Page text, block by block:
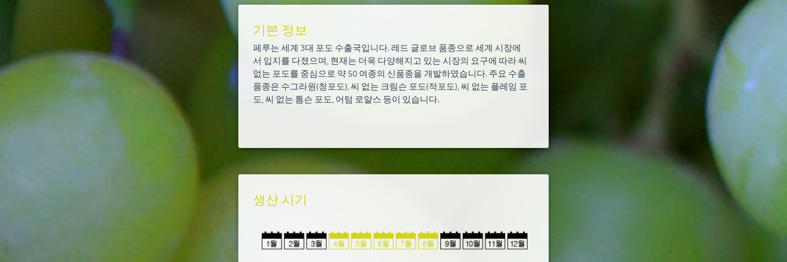
기본 정보
페루는 세계 3대 포도 수출국입니다. 레드 글로브 품종으로 세계 시장에
서 입지를 다졌으며, 현재는 더욱 다양해지고 있는 시장의 요구에 따라 씨
없는 포도를 중심으로 약 50 여종의 신품종을 개발하였습니다. 주요 수출
품종은 수그라원(청포도), 씨 없는 크림슨 포도(적포도), 씨 없는 플레임 포
도, 씨 없는 톰슨 포도, 어텀 로얄스 등이 있습니다.
생산 시기